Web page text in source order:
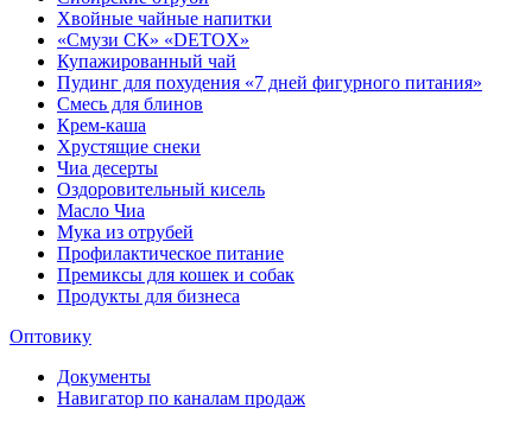
Хвойные чайные напитки
«Смузи СК» «DETOX»
Купажированный чай
Пудинг для похудения «7 дней фигурного питания»
Смесь для блинов
Крем-каша
Хрустящие снеки
Чиа десерты
Оздоровительный кисель
Масло Чиа
Мука из отрубей
Профилактическое питание
Премиксы для кошек и собак
Продукты для бизнеса
Оптовику
Документы
Навигатор по каналам продаж